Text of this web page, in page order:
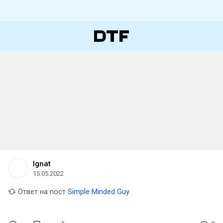
Ignat
15.05.2022
Ответ на пост Simple Minded Guy